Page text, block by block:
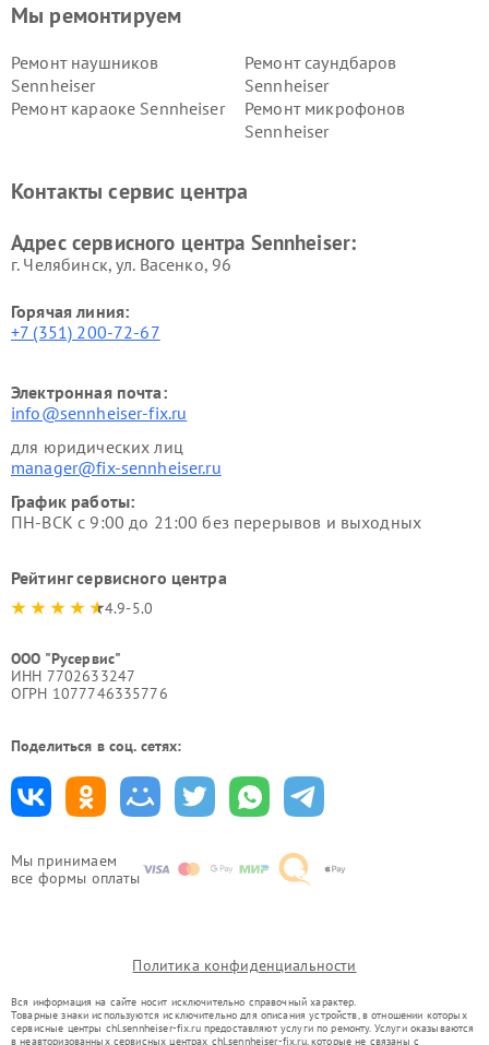
Мы принимаем
все формы оплаты
Мы ремонтируем
Ремонт наушников
Sennheiser
Ремонт саундбаров
Sennheiser
Ремонт караоке Sennheiser
Ремонт микрофонов
Sennheiser
Контакты сервис центра
Адрес сервисного центра Sennheiser:
г. Челябинск, ул. Васенко, 96
Горячая линия:
+7 (351) 200-72-67
Электронная почта:
info@sennheiser-fix.ru
для юридических лиц
manager@fix-sennheiser.ru
График работы:
ПН-ВСК с 9:00 до 21:00 без перерывов и выходных
Рейтинг сервисного центра
4.9-5.0
ООО "Русервис"
ИНН 7702633247
ОГРН 1077746335776
Поделиться в соц. сетях:
Политика конфиденциальности
Вся информация на сайте носит исключительно справочный характер.
Товарные знаки используются исключительно для описания устройств, в отношении которых
сервисные центры chl.sennheiser-fix.ru предоставляют услуги по ремонту. Услуги оказываются
в неавторизованных сервисных центрах chl.sennheiser-fix.ru, которые не связаны с